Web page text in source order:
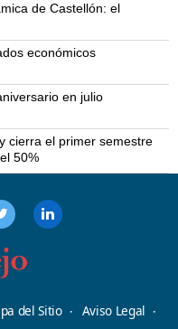
de Castellón: el
económicos
en julio
cierra el primer semestre
50%
del Sitio
Aviso Legal